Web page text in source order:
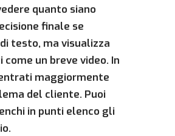
quanto siano
finale se
testo, ma visualizza
un breve video. In
maggiormente
del cliente. Puoi
in punti elenco gli